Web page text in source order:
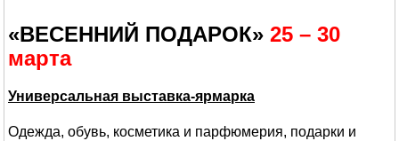
«ВЕСЕННИЙ ПОДАРОК» 25 – 30
марта
Универсальная выставка-ярмарка
Одежда, обувь, косметика и парфюмерия, подарки и